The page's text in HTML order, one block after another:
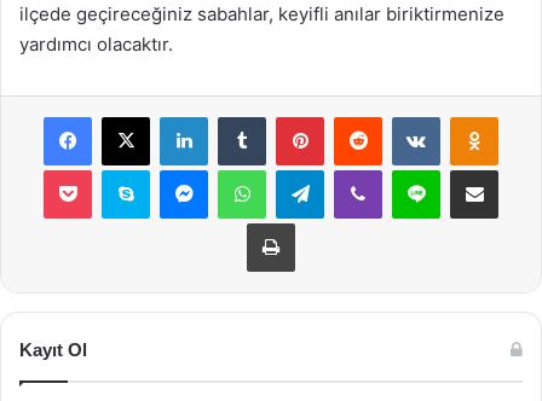
ilçede geçireceğiniz sabahlar, keyifli anılar biriktirmenize
yardımcı olacaktır.
Facebook
X LinkedInTumblr PinterestReddit VKontakte
Pocket Skype MessengerWhatsAppTelegramViber Line E-Posta ile
Yazdır
Kayıt Ol